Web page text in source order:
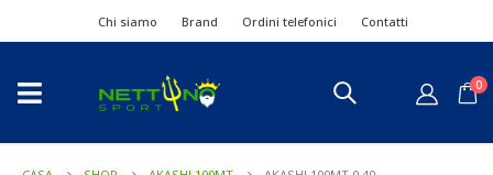
Chi siamo Brand Ordini telefonici Contatti
0